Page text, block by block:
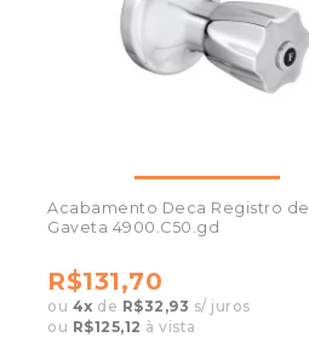
Acabamento Deca Registro de
Gaveta 4900.C50.gd
R$131,70
ou 4x de R$32,93 s/ juros
ou R$125,12 à vista